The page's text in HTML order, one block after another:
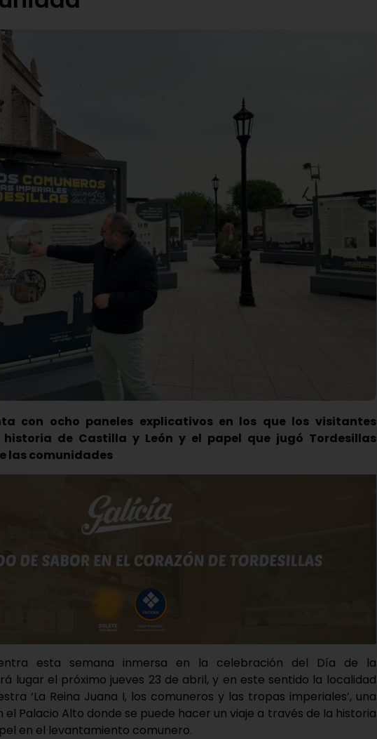
con ocho paneles explicativos en los que los visitantes
de Castilla y León y el papel que jugó Tordesillas
las comunidades
esta semana inmersa en la celebración del Día de la
lugar el próximo jueves 23 de abril, y en este sentido la localidad
‘La Reina Juana I, los comuneros y las tropas imperiales’, una
el Palacio Alto donde se puede hacer un viaje a través de la historia
en el levantamiento comunero.